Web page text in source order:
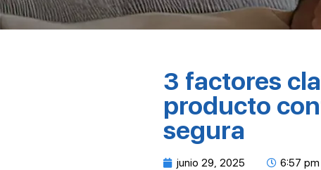
3 factores
producto
segura
junio 29, 2025 6:57 pm